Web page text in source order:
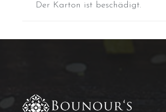
Der Karton ist beschädigt.